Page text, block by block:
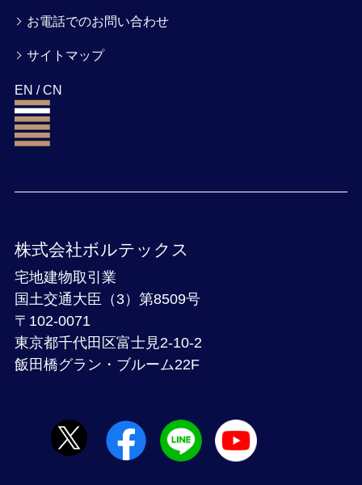
お電話でのお問い合わせ
サイトマップ
EN /CN
株式会社ボルテックス
宅地建物取引業
国土交通大臣（3）第8509号
〒102-0071
東京都千代田区富士見2-10-2
飯田橋グラン・ブルーム22F